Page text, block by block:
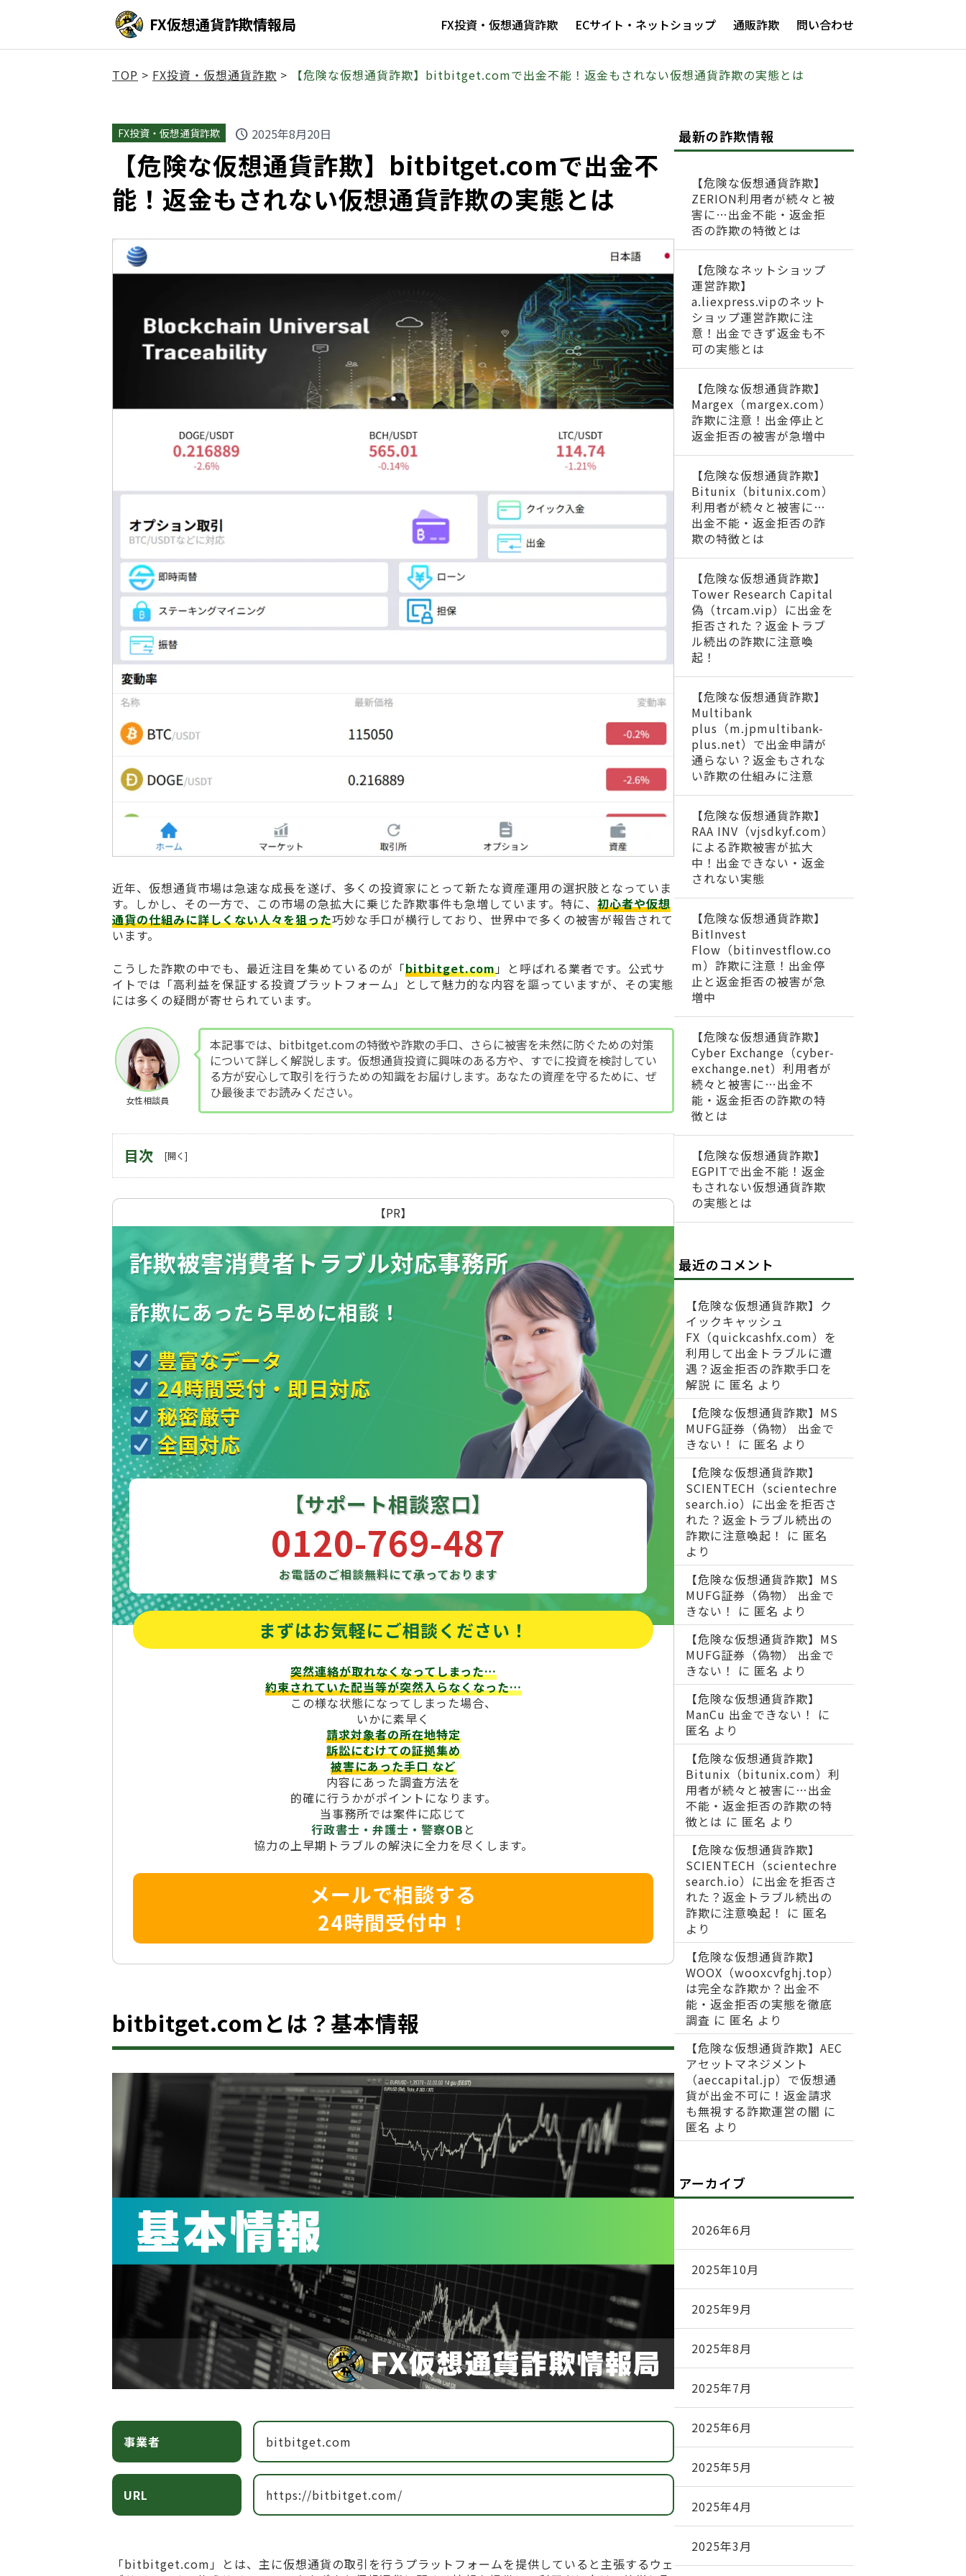
FX仮想通貨詐欺情報局 FX投資・仮想通貨詐欺 ECサイト・ネットショップ 通販詐欺 問い合わせ
TOP > FX投資・仮想通貨詐欺 > 【危険な仮想通貨詐欺】bitbitget.comで出金不能！返金もされない仮想通貨詐欺の実態とは
FX投資・仮想通貨詐欺 schedule 2025年8月20日
【危険な仮想通貨詐欺】bitbitget.comで出金不
能！返金もされない仮想通貨詐欺の実態とは
近年、仮想通貨市場は急速な成長を遂げ、多くの投資家にとって新たな資産運用の選択肢となっていま
す。しかし、その一方で、この市場の急拡大に乗じた詐欺事件も急増しています。特に、 初心者や仮想
通貨の仕組みに詳しくない人々を狙った巧妙な手口が横行しており、世界中で多くの被害が報告されて
います。
こうした詐欺の中でも、最近注目を集めているのが「bitbitget.com」と呼ばれる業者です。公式サ
イトでは「高利益を保証する投資プラットフォーム」として魅力的な内容を謳っていますが、その実態
には多くの疑問が寄せられています。
女性相談員
本記事では、bitbitget.comの特徴や詐欺の手口、さらに被害を未然に防ぐための対策
について詳しく解説します。仮想通貨投資に興味のある方や、すでに投資を検討してい
る方が安心して取引を行うための知識をお届けします。あなたの資産を守るために、ぜ
ひ最後までお読みください。
目次
【PR】
詐欺被害消費者トラブル対応事務所
詐欺にあったら早めに相談！
豊富なデータ
24時間受付・即日対応
秘密厳守
全国対応
【サポート相談窓口】
0120-769-487
お電話のご相談無料にて承っております
まずはお気軽にご相談ください！
突然連絡が取れなくなってしまった…
約束されていた配当等が突然入らなくなった…
この様な状態になってしまった場合、
いかに素早く
請求対象者の所在地特定
訴訟にむけての証拠集め
被害にあった手口など
内容にあった調査方法を
的確に行うかがポイントになります。
当事務所では案件に応じて
行政書士・弁護士・警察OB と
協力の上早期トラブルの解決に全力を尽くします。
メールで相談する
24時間受付中！
bitbitget.comとは？基本情報
事業者 bitbitget.com
URL https://bitbitget.com/
「bitbitget.com」とは、主に仮想通貨の取引を行うプラットフォームを提供していると主張するウェ
最新の詐欺情報
【危険な仮想通貨詐欺】
ZERION利用者が続々と被
害に…出金不能・返金拒
否の詐欺の特徴とは
【危険なネットショップ
運営詐欺】
a.liexpress.vipのネット
ショップ運営詐欺に注
意！出金できず返金も不
可の実態とは
【危険な仮想通貨詐欺】
Margex（margex.com）
詐欺に注意！出金停止と
返金拒否の被害が急増中
【危険な仮想通貨詐欺】
Bitunix（bitunix.com）
利用者が続々と被害に…
出金不能・返金拒否の詐
欺の特徴とは
【危険な仮想通貨詐欺】
Tower Research Capital
偽（trcam.vip）に出金を
拒否された？返金トラブ
ル続出の詐欺に注意喚
起！
【危険な仮想通貨詐欺】
Multibank
plus（m.jpmultibank-
plus.net）で出金申請が
通らない？返金もされな
い詐欺の仕組みに注意
【危険な仮想通貨詐欺】
RAA INV（vjsdkyf.com）
による詐欺被害が拡大
中！出金できない・返金
されない実態
【危険な仮想通貨詐欺】
BitInvest
Flow（bitinvestflow.co
m）詐欺に注意！出金停
止と返金拒否の被害が急
増中
【危険な仮想通貨詐欺】
Cyber Exchange（cyber-
exchange.net）利用者が
続々と被害に…出金不
能・返金拒否の詐欺の特
徴とは
【危険な仮想通貨詐欺】
EGPITで出金不能！返金
もされない仮想通貨詐欺
の実態とは
最近のコメント
【危険な仮想通貨詐欺】ク
イックキャッシュ
FX（quickcashfx.com）を
利用して出金トラブルに遭
遇？返金拒否の詐欺手口を
解説 に 匿名 より
【危険な仮想通貨詐欺】MS
MUFG証券（偽物） 出金で
きない！
に 匿名 より
【危険な仮想通貨詐欺】
SCIENTECH（scientechre
search.io）に出金を拒否さ
れた？返金トラブル続出の
詐欺に注意喚起！
に 匿名
より
【危険な仮想通貨詐欺】MS
MUFG証券（偽物） 出金で
きない！
に 匿名 より
【危険な仮想通貨詐欺】MS
MUFG証券（偽物） 出金で
きない！
に 匿名 より
【危険な仮想通貨詐欺】
ManCu 出金できない！
に
匿名 より
【危険な仮想通貨詐欺】
Bitunix（bitunix.com）利
用者が続々と被害に…出金
不能・返金拒否の詐欺の特
徴とは に 匿名 より
【危険な仮想通貨詐欺】
SCIENTECH（scientechre
search.io）に出金を拒否さ
れた？返金トラブル続出の
詐欺に注意喚起！
に 匿名
より
【危険な仮想通貨詐欺】
WOOX（wooxcvfghj.top）
は完全な詐欺か？出金不
能・返金拒否の実態を徹底
調査 に 匿名 より
【危険な仮想通貨詐欺】AEC
アセットマネジメント
（aeccapital.jp）で仮想通
貨が出金不可に！返金請求
も無視する詐欺運営の闇 に
匿名 より
アーカイブ
2026年6月
2025年10月
2025年9月
2025年8月
2025年7月
2025年6月
2025年5月
2025年4月
2025年3月